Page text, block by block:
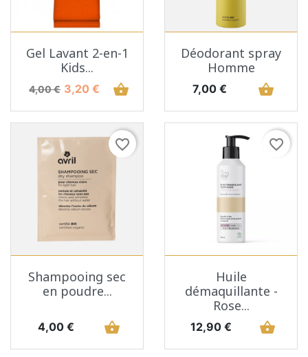
Gel Lavant 2-en-1
Kids...
Prix de base
4,00 € Prix
3,20 € shopping_basket
Déodorant spray
Homme
Prix
7,00 € shopping_basket
favorite_border
Shampooing sec
en poudre...
Prix
4,00 € shopping_basket
favorite_border
Huile
démaquillante -
Rose...
Prix
12,90 € shopping_basket